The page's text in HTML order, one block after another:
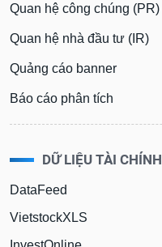
Quan hệ công chúng (PR)
Quan hệ nhà đầu tư (IR)
Quảng cáo banner
Báo cáo phân tích
DỮ LIỆU TÀI CHÍNH
DataFeed
VietstockXLS